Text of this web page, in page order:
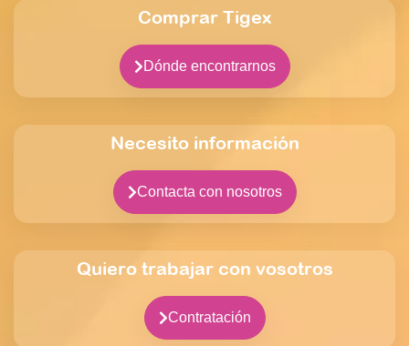
Comprar Tigex
Dónde encontrarnos
Necesito información
Contacta con nosotros
Quiero trabajar con vosotros
Contratación